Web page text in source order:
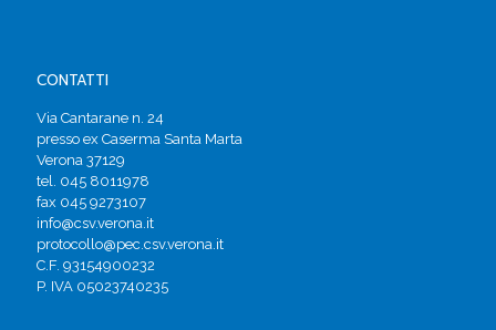
CONTATTI
Via Cantarane n. 24
presso ex Caserma Santa Marta
Verona 37129
tel. 045 8011978
fax 045 9273107
info@csv.verona.it
protocollo@pec.csv.verona.it
C.F. 93154900232
P. IVA 05023740235